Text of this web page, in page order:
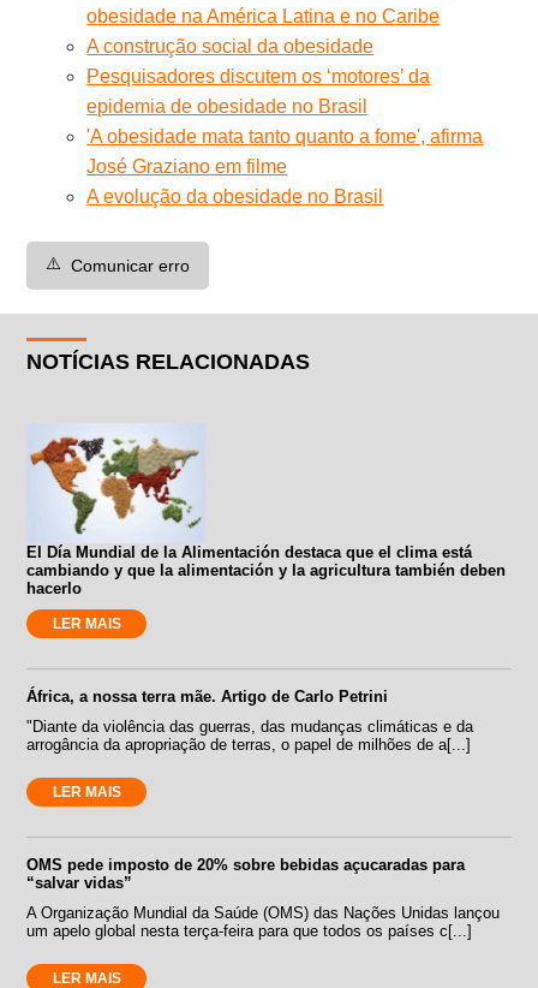
obesidade na América Latina e no Caribe
A construção social da obesidade
Pesquisadores discutem os ‘motores’ da
epidemia de obesidade no Brasil
'A obesidade mata tanto quanto a fome', afirma
José Graziano em filme
A evolução da obesidade no Brasil
⚠️ Comunicar erro
NOTÍCIAS RELACIONADAS
El Día Mundial de la Alimentación destaca que el clima está
cambiando y que la alimentación y la agricultura también deben
hacerlo
LER MAIS
África, a nossa terra mãe. Artigo de Carlo Petrini
"Diante da violência das guerras, das mudanças climáticas e da
arrogância da apropriação de terras, o papel de milhões de a[...]
LER MAIS
OMS pede imposto de 20% sobre bebidas açucaradas para
“salvar vidas”
A Organização Mundial da Saúde (OMS) das Nações Unidas lançou
um apelo global nesta terça-feira para que todos os países c[...]
LER MAIS